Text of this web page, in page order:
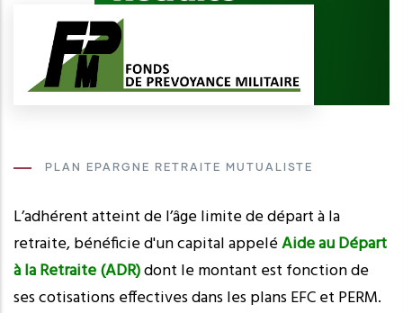
PLAN EPARGNE RETRAITE MUTUALISTE
L’adhérent atteint de l’âge limite de départ à la
retraite, bénéficie d'un capital appeléAide au Départ
à la Retraite (ADR)dont le montant est fonction de
ses cotisations effectives dans les plans EFC et PERM.